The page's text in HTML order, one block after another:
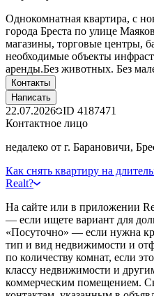
Однокомнатная квартира, с
города Бреста по улице
магазины, торговые центры,
необходимые объекты
аренды.Без животных. Без
Контакты
Написать
22.07.2026 ID 4187471
Контактное лицо
недалеко от г. Барановичи,
Как снять квартиру на
Realt?
На сайте или в приложении
— если ищете вариант для
«Посуточно» — если нужна
тип и вид недвижимости и
по количеству комнат, если
классу недвижимости и
коммерческим помещением.